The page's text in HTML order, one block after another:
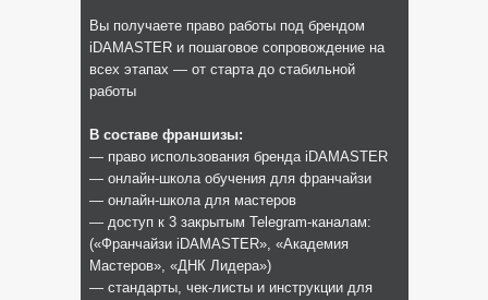
Вы получаете право работы под брендом
iDAMASTER и пошаговое сопровождение на
всех этапах — от старта до стабильной
работы
В составе франшизы:
— право использования бренда iDAMASTER
— онлайн-школа обучения для франчайзи
— онлайн-школа для мастеров
— доступ к 3 закрытым Telegram-каналам:
(«Франчайзи iDAMASTER», «Академия
Мастеров», «ДНК Лидера»)
— стандарты, чек-листы и инструкции для